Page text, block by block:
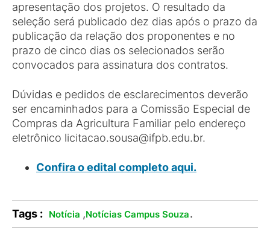
apresentação dos projetos. O resultado da
seleção será publicado dez dias após o prazo da
publicação da relação dos proponentes e no
prazo de cinco dias os selecionados serão
convocados para assinatura dos contratos.
Dúvidas e pedidos de esclarecimentos deverão
ser encaminhados para a Comissão Especial de
Compras da Agricultura Familiar pelo endereço
eletrônico licitacao.sousa@ifpb.edu.br.
Confira o edital completo aqui.
Tags : Notícia ,Notícias Campus Souza.